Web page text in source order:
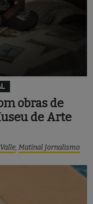
obras de
de Arte
, Matinal Jornalismo